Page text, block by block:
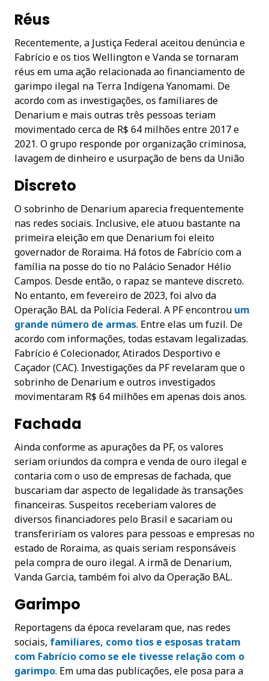
Réus
Recentemente, a Justiça Federal aceitou denúncia e
Fabrício e os tios Wellington e Vanda se tornaram
réus em uma ação relacionada ao financiamento de
garimpo ilegal na Terra Indígena Yanomami. De
acordo com as investigações, os familiares de
Denarium e mais outras três pessoas teriam
movimentado cerca de R$ 64 milhões entre 2017 e
2021. O grupo responde por organização criminosa,
lavagem de dinheiro e usurpação de bens da União
Discreto
O sobrinho de Denarium aparecia frequentemente
nas redes sociais. Inclusive, ele atuou bastante na
primeira eleição em que Denarium foi eleito
governador de Roraima. Há fotos de Fabrício com a
família na posse do tio no Palácio Senador Hélio
Campos. Desde então, o rapaz se manteve discreto.
No entanto, em fevereiro de 2023, foi alvo da
Operação BAL da Polícia Federal. A PF encontrou um
grande número de armas. Entre elas um fuzil. De
acordo com informações, todas estavam legalizadas.
Fabrício é Colecionador, Atirados Desportivo e
Caçador (CAC). Investigações da PF revelaram que o
sobrinho de Denarium e outros investigados
movimentaram R$ 64 milhões em apenas dois anos.
Fachada
Ainda conforme as apurações da PF, os valores
seriam oriundos da compra e venda de ouro ilegal e
contaria com o uso de empresas de fachada, que
buscariam dar aspecto de legalidade às transações
financeiras. Suspeitos receberiam valores de
diversos financiadores pelo Brasil e sacariam ou
transfeririam os valores para pessoas e empresas no
estado de Roraima, as quais seriam responsáveis
pela compra de ouro ilegal. A irmã de Denarium,
Vanda Garcia, também foi alvo da Operação BAL.
Garimpo
Reportagens da época revelaram que, nas redes
sociais, familiares, como tios e esposas tratam
com Fabrício como se ele tivesse relação com o
garimpo. Em uma das publicações, ele posa para a